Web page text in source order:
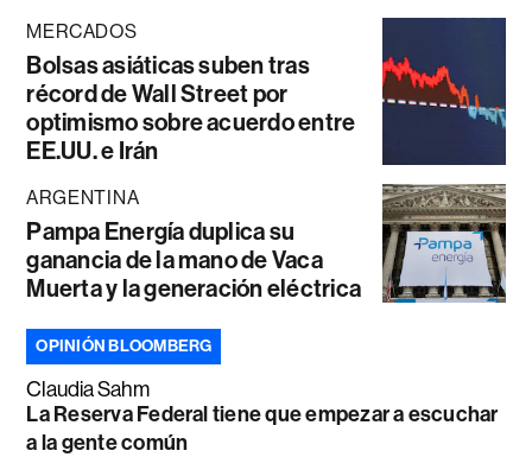
MERCADOS
Bolsas asiáticas suben tras
récord de Wall Street por
optimismo sobre acuerdo entre
EE.UU. e Irán
ARGENTINA
Pampa Energía duplica su
ganancia de la mano de Vaca
Muerta y la generación eléctrica
OPINIÓN BLOOMBERG
Claudia Sahm
La Reserva Federal tiene que empezar a escuchar
a la gente común